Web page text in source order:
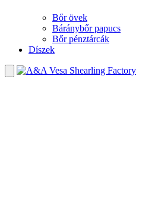
Bőr övek
Báránybőr papucs
Bőr pénztárcák
Díszek